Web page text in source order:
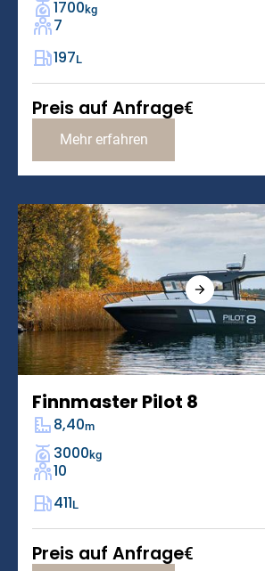
1700 kg
7
197L
Preis auf Anfrage€
Mehr erfahren
Finnmaster Pilot 8
8,40m
3000 kg
10
411L
Preis auf Anfrage€